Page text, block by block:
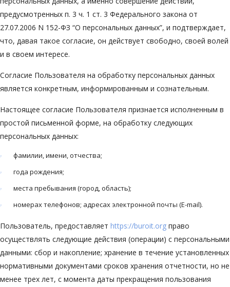
предусмотренных п. 3 ч. 1 ст. 3 Федерального закона от
27.07.2006 N 152-ФЗ “О персональных данных”, и подтверждает,
что, давая такое согласие, он действует свободно, своей волей
и в своем интересе.
Согласие Пользователя на обработку персональных данных
является конкретным, информированным и сознательным.
Настоящее согласие Пользователя признается исполненным в
простой письменной форме, на обработку следующих
персональных данных:
фамилии, имени, отчества;
года рождения;
места пребывания (город, область);
номерах телефонов; адресах электронной почты (E-mail).
Пользователь, предоставляет https://buroit.org право
осуществлять следующие действия (операции) с персональными
данными: сбор и накопление; хранение в течение установленных
нормативными документами сроков хранения отчетности, но не
менее трех лет, с момента даты прекращения пользования